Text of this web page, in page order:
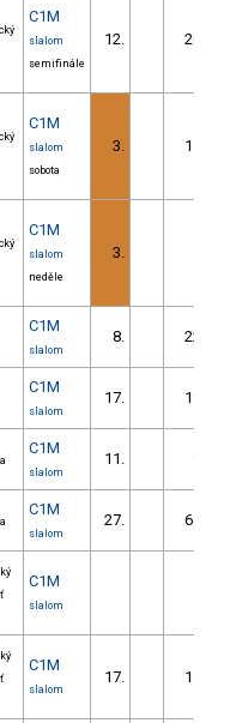
C1M
slalom
semifinále
12. 20.13
C1M
slalom
sobota
3. 11.49
C1M
slalom
neděle
3.
C1M
slalom
8. 22.95
C1M
slalom
17. 19.22
C1M
slalom
11. 9.12
C1M
slalom
27. 64.66
C1M
slalom
C1M
slalom
17. 19.22